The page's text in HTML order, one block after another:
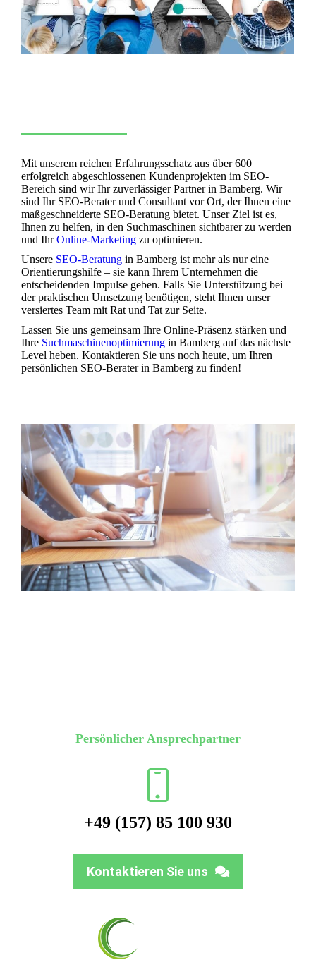
Mit unserem reichen Erfahrungsschatz aus über 600
erfolgreich abgeschlossenen Kundenprojekten im SEO-
Bereich sind wir Ihr zuverlässiger Partner in Bamberg. Wir
sind Ihr SEO-Berater und Consultant vor Ort, der Ihnen eine
maßgeschneiderte SEO-Beratung bietet. Unser Ziel ist es,
Ihnen zu helfen, in den Suchmaschinen sichtbarer zu werden
und IhrOnline-Marketing zu optimieren.
Unsere SEO-Beratung in Bamberg ist mehr als nur eine
Orientierungshilfe – sie kann Ihrem Unternehmen die
entscheidenden Impulse geben. Falls Sie Unterstützung bei
der praktischen Umsetzung benötigen, steht Ihnen unser
versiertes Team mit Rat und Tat zur Seite.
Lassen Sie uns gemeinsam Ihre Online-Präsenz stärken und
Ihre Suchmaschinenoptimierung in Bamberg auf das nächste
Level heben. Kontaktieren Sie uns noch heute, um Ihren
persönlichen SEO-Berater in Bamberg zu finden!
Persönlicher Ansprechpartner​
+49 (157) 85 100 930
Kontaktieren Sie uns